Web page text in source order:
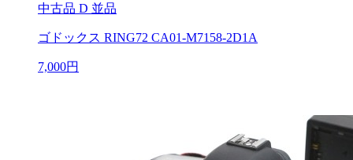
中古品 D 並品
ゴドックス RING72 CA01-M7158-2D1A
7,000円